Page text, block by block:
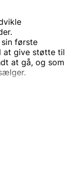
første
at give støtte til
at gå, og som
sin
Wave
sit arbejde
tager hensyn